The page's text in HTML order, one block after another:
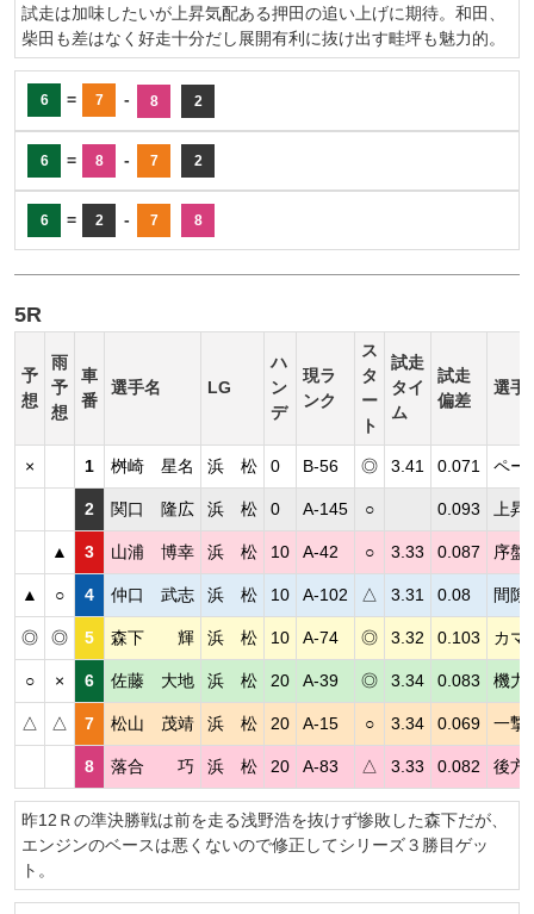
試走は加味したいが上昇気配ある押田の追い上げに期待。和田、
柴田も差はなく好走十分だし展開有利に抜け出す畦坪も魅力的。
6 = 7 - 8 2
6 = 8 - 7 2
6 = 2 - 7 8
5R
予
想
雨
予
想
車
番
選手名 LG
ハ
ン
デ
現ラ
ンク
ス
タ
ー
ト
試走
タイ
ム
試走
偏差
選手
× 1 桝崎 星名 浜 松 0 B-56 ◎ 3.41 0.071 ペー
2 関口 隆広 浜 松 0 A-145 ○ 0.093 上昇
▲ 3 山浦 博幸 浜 松 10 A-42 ○ 3.33 0.087 序盤
▲ ○ 4 仲口 武志 浜 松 10 A-102 △ 3.31 0.08 間隙
◎ ◎ 5 森下 輝 浜 松 10 A-74 ◎ 3.32 0.103 カマ
○ × 6 佐藤 大地 浜 松 20 A-39 ◎ 3.34 0.083 機力
△ △ 7 松山 茂靖 浜 松 20 A-15 ○ 3.34 0.069 一撃
8 落合 巧 浜 松 20 A-83 △ 3.33 0.082 後方
昨12Ｒの準決勝戦は前を走る浅野浩を抜けず惨敗した森下だが、
エンジンのベースは悪くないので修正してシリーズ３勝目ゲッ
ト。